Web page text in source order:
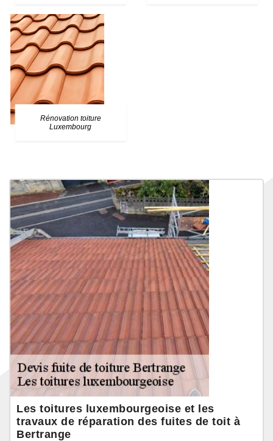
Rénovation toiture
Luxembourg
Les toitures luxembourgeoise et les
travaux de réparation des fuites de toit à
Bertrange